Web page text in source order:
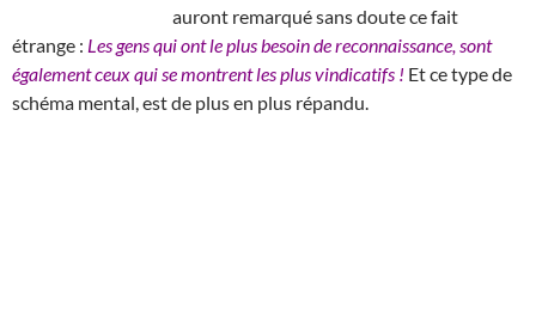
auront remarqué sans doute ce fait
étrange : Les gens qui ont le plus besoin de reconnaissance, sont
également ceux qui se montrent les plus vindicatifs ! Et ce type de
schéma mental, est de plus en plus répandu.